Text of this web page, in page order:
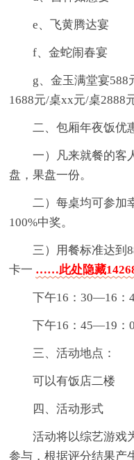
e、飞黄腾达宴
f、金蛇闹春宴
g、金玉满堂宴588
1688元/桌xx元/桌2888
二、包厢年夜饭优
一）凡来就餐的客
盘，果盘一份。
二）每桌均可参加
100%中奖。
三）用餐标准达到
卡一 ……此处隐藏
下午16：30—16：
下午16：45—19：
三、活动地点：
可以有饭店二楼
四、活动形式
活动将以综艺游戏
参与，根据评分结果产